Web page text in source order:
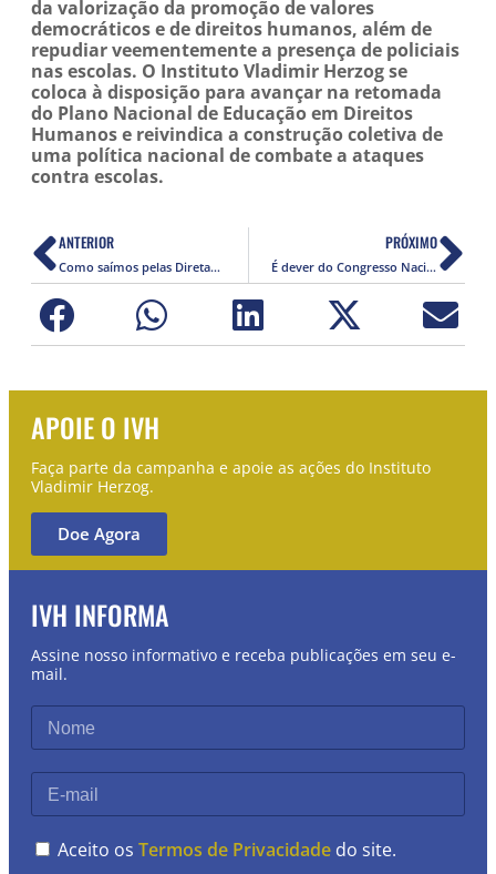
da valorização da promoção de valores
democráticos e de direitos humanos, além de
repudiar veementemente a presença de policiais
nas escolas. O Instituto Vladimir Herzog se
coloca à disposição para avançar na retomada
do Plano Nacional de Educação em Direitos
Humanos e reivindica a construção coletiva de
uma política nacional de combate a ataques
contra escolas.
ANTERIOR
Como saímos pelas Diretas, que possamos repetir: Sem impunidade! Responsabilização já!
PRÓXIMO
É dever do Congresso Nacional aprovar o PL 2630
APOIE O IVH
Faça parte da campanha e apoie as ações do Instituto
Vladimir Herzog.
Doe Agora
IVH INFORMA
Assine nosso informativo e receba publicações em seu e-
mail.
Aceito os Termos de Privacidade do site.